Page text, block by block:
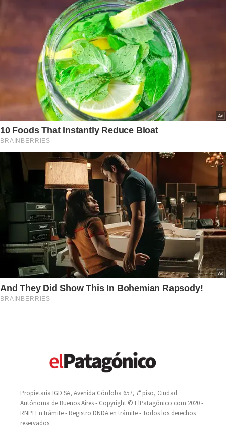
Propietaria IGD SA, Avenida Córdoba 657, 7° piso, Ciudad
Autónoma de Buenos Aires - Copyright © ElPatagónico.com 2020 -
RNPI En trámite - Registro DNDA en trámite - Todos los derechos
reservados.